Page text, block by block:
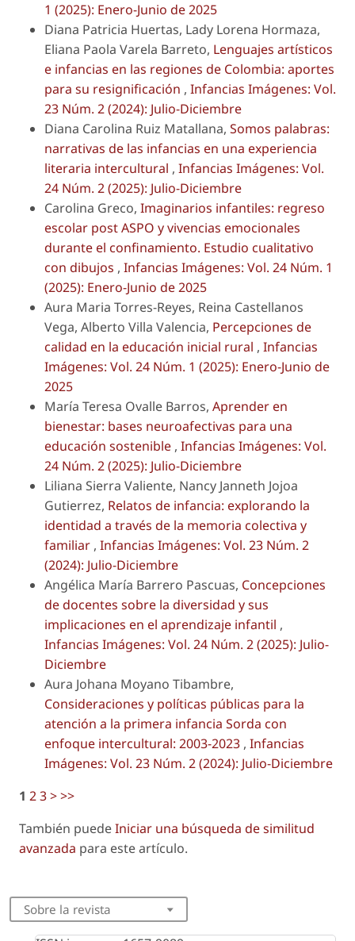
1 (2025): Enero-Junio de 2025
Diana Patricia Huertas, Lady Lorena Hormaza,
Eliana Paola Varela Barreto, Lenguajes artísticos
e infancias en las regiones de Colombia: aportes
para su resignificación , Infancias Imágenes: Vol.
23 Núm. 2 (2024): Julio-Diciembre
Diana Carolina Ruiz Matallana, Somos palabras:
narrativas de las infancias en una experiencia
literaria intercultural , Infancias Imágenes: Vol.
24 Núm. 2 (2025): Julio-Diciembre
Carolina Greco, Imaginarios infantiles: regreso
escolar post ASPO y vivencias emocionales
durante el confinamiento. Estudio cualitativo
con dibujos , Infancias Imágenes: Vol. 24 Núm. 1
(2025): Enero-Junio de 2025
Aura Maria Torres-Reyes, Reina Castellanos
Vega, Alberto Villa Valencia, Percepciones de
calidad en la educación inicial rural , Infancias
Imágenes: Vol. 24 Núm. 1 (2025): Enero-Junio de
2025
María Teresa Ovalle Barros, Aprender en
bienestar: bases neuroafectivas para una
educación sostenible , Infancias Imágenes: Vol.
24 Núm. 2 (2025): Julio-Diciembre
Liliana Sierra Valiente, Nancy Janneth Jojoa
Gutierrez, Relatos de infancia: explorando la
identidad a través de la memoria colectiva y
familiar , Infancias Imágenes: Vol. 23 Núm. 2
(2024): Julio-Diciembre
Angélica María Barrero Pascuas, Concepciones
de docentes sobre la diversidad y sus
implicaciones en el aprendizaje infantil ,
Infancias Imágenes: Vol. 24 Núm. 2 (2025): Julio-
Diciembre
Aura Johana Moyano Tibambre,
Consideraciones y políticas públicas para la
atención a la primera infancia Sorda con
enfoque intercultural: 2003-2023 , Infancias
Imágenes: Vol. 23 Núm. 2 (2024): Julio-Diciembre
1 23>>>
También puedeIniciar una búsqueda de similitud
avanzada para este artículo.
Sobre la revista